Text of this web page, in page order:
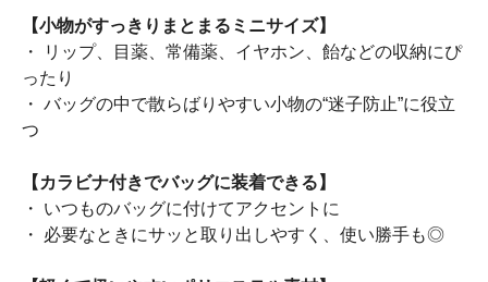
【小物がすっきりまとまるミニサイズ】
・ リップ、目薬、常備薬、イヤホン、飴などの収納にぴ
ったり
・ バッグの中で散らばりやすい小物の“迷子防止”に役立
つ
【カラビナ付きでバッグに装着できる】
・ いつものバッグに付けてアクセントに
・ 必要なときにサッと取り出しやすく、使い勝手も◎